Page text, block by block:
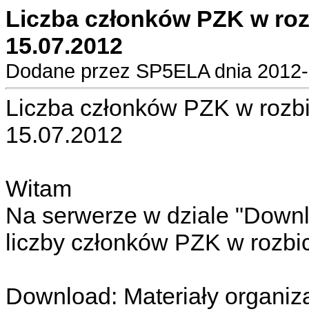
Liczba członków PZK w
15.07.2012
Dodane przez SP5ELA dnia
Liczba członków PZK w
15.07.2012
Witam
Na serwerze w dziale
liczby członków PZK w
Download: Materiały